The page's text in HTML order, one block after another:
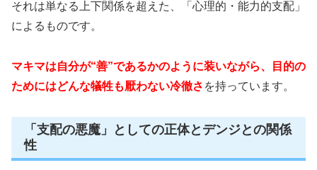
それは単なる上下関係を超えた、「心理的・能力的支配」
によるものです。
マキマは自分が“善”であるかのように装いながら、目的の
ためにはどんな犠牲も厭わない冷徹さ を持っています。
「支配の悪魔」としての正体とデンジとの関係
性